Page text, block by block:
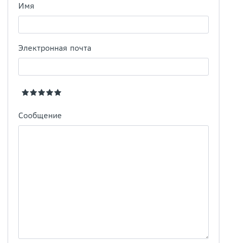
Имя
Электронная почта
Сообщение